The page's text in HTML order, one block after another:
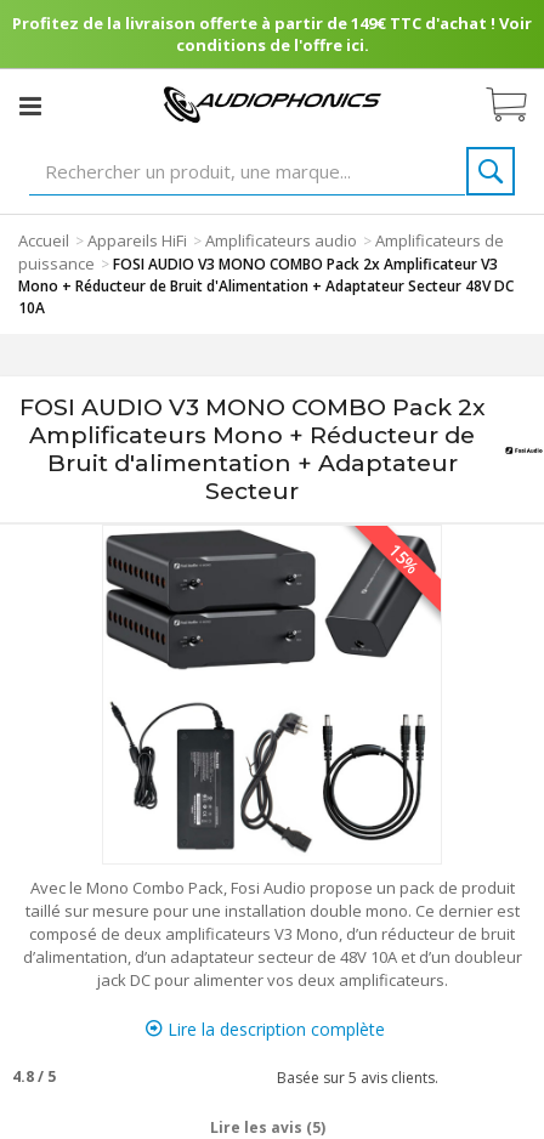
Profitez de la livraison offerte à partir de 149€ TTC d'achat ! Voir
conditions de l'offre ici.
Accueil >Appareils HiFi >Amplificateurs audio >Amplificateurs de
puissance >FOSI AUDIO V3 MONO COMBO Pack 2x Amplificateur V3
Mono + Réducteur de Bruit d'Alimentation + Adaptateur Secteur 48V DC
10A
FOSI AUDIO V3 MONO COMBO Pack 2x
Amplificateurs Mono + Réducteur de
Bruit d'alimentation + Adaptateur
Secteur
15%
Avec le Mono Combo Pack, Fosi Audio propose un pack de produit
taillé sur mesure pour une installation double mono. Ce dernier est
composé de deux amplificateurs V3 Mono, d’un réducteur de bruit
d’alimentation, d’un adaptateur secteur de 48V 10A et d’un doubleur
jack DC pour alimenter vos deux amplificateurs.
Lire la description complète
4.8/ 5 Basée sur5 avis clients.
Lire les avis (5)